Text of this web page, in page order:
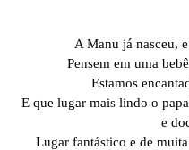
A Manu já nasceu,
Pensem em uma
Estamos
E que lugar mais lindo o
e
Lugar fantástico e de